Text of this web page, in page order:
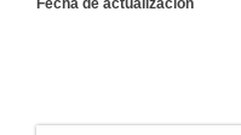
Fecha de actualización